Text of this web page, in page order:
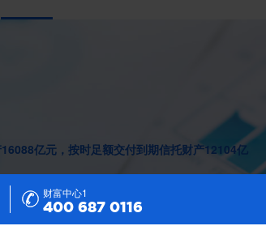
亿元，按时足额交付到期信托财产12104亿
财富中心2
400 687 0116
财富中心1
400 687 0116